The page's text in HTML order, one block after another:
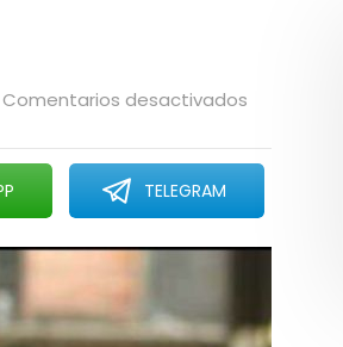
Comentarios desactivados
TELEGRAM